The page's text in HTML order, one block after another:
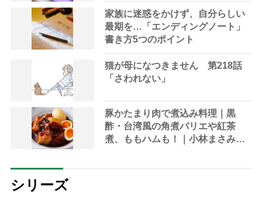
家族に迷惑をかけず、自分らしい
最期を…「エンディングノート」
書き方5つのポイント
猫が母になつきません 第218話
「さわれない」
豚かたまり肉で煮込み料理｜黒
酢・台湾風の角煮バリエや紅茶
煮、ももハムも！｜小林まさみさ
シリーズ